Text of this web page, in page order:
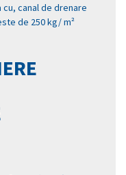
canal de drenare
de 250 kg/ m²